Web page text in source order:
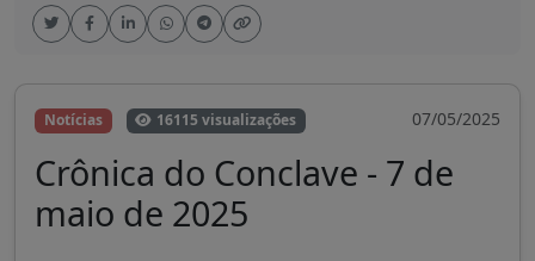
Notícias 16115 visualizações 07/05/2025
Crônica do Conclave - 7 de
maio de 2025